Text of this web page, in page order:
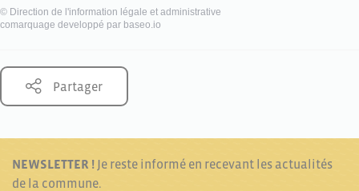
© Direction de l'information légale et administrative
comarquage developpé par baseo.io
Partager
NEWSLETTER ! Je reste informé en recevant les actualités
de la commune.